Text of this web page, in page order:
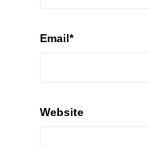
Email*
Website